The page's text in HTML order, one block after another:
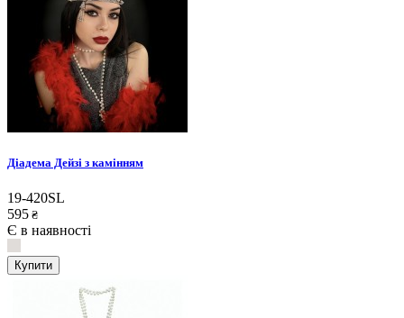
Діадема Дейзі з камінням
19-420SL
595 ₴
Є в наявності
Купити